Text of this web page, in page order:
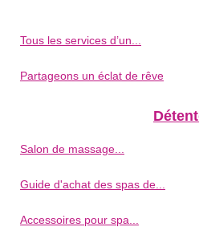
Tous les services d’un...
Partageons un éclat de rêve
Salon de massage...
Guide d'achat des spas de...
Accessoires pour spa...